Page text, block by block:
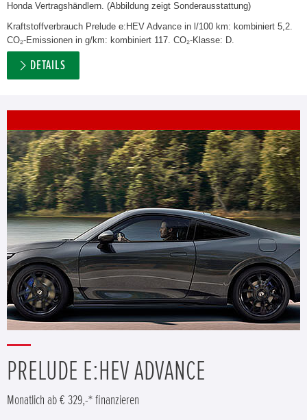
Honda Vertragshändlern. (Abbildung zeigt Sonderausstattung)
Kraftstoffverbrauch Prelude e:HEV Advance in l/100 km: kombiniert 5,2.
CO₂-Emissionen in g/km: kombiniert 117. CO₂-Klasse: D.
DETAILS
PRELUDE E:HEV ADVANCE
Monatlich ab € 329,-* finanzieren